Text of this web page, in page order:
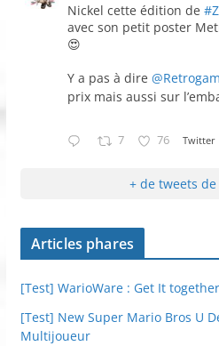
Nickel cette édition de
avec son petit poster
😍
Y a pas à dire
prix mais aussi sur
7 76 Twitter
+ de tweets de
Articles phares
[Test] WarioWare : Get It
[Test] New Super Mario Bros U
Multijoueur